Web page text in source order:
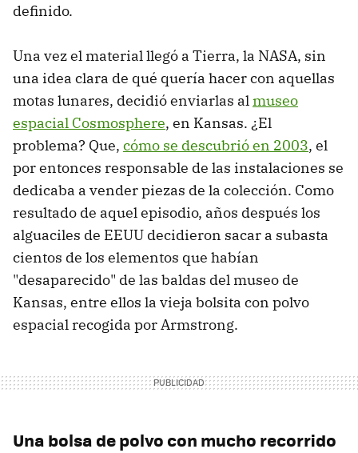
definido.
Una vez el material llegó a Tierra, la NASA, sin
una idea clara de qué quería hacer con aquellas
motas lunares, decidió enviarlas almuseo
espacial Cosmosphere, en Kansas. ¿El
problema? Que, cómo se descubrió en 2003, el
por entonces responsable de las instalaciones se
dedicaba a vender piezas de la colección. Como
resultado de aquel episodio, años después los
alguaciles de EEUU decidieron sacar a subasta
cientos de los elementos que habían
"desaparecido" de las baldas del museo de
Kansas, entre ellos la vieja bolsita con polvo
espacial recogida por Armstrong.
Una bolsa de polvo con mucho recorrido